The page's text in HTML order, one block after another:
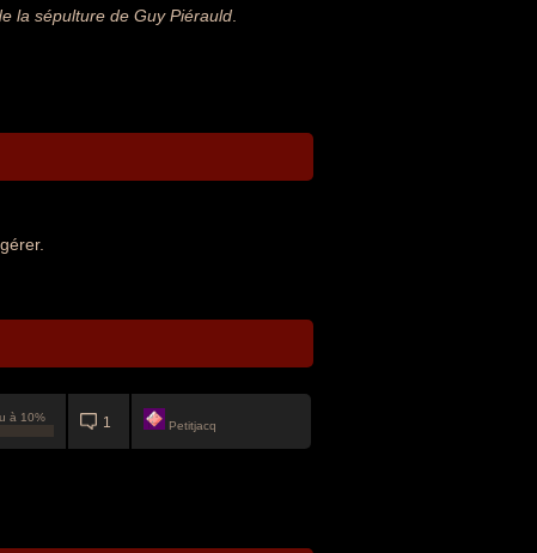
la sépulture de Guy Piérauld
à 10% 1 Petitjacq